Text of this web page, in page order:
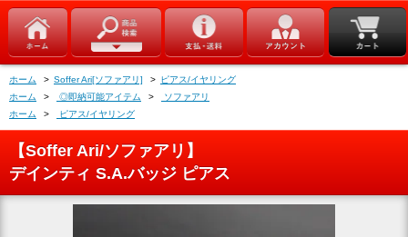
ホーム > Soffer Ari[ソファアリ] > ピアス/イヤリング
ホーム
> ◎即納可能アイテム >
ソファアリ
ホーム
> ピアス/イヤリング
【Soffer Ari/ソファアリ】
デインティ S.A.バッジ ピアス